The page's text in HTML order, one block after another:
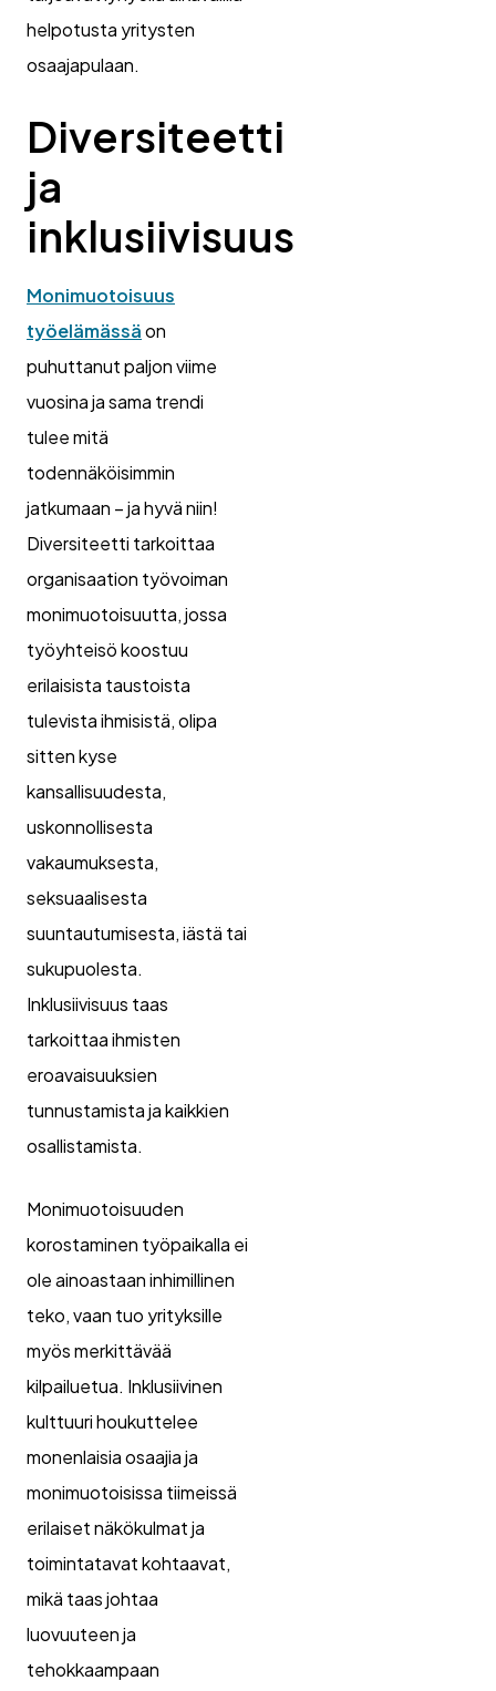
helpotusta yritysten
osaajapulaan.
Diversiteetti
ja
inklusiivisuus
Monimuotoisuus
työelämässäon
puhuttanut paljon viime
vuosina ja sama trendi
tulee mitä
todennäköisimmin
jatkumaan – ja hyvä niin!
Diversiteetti tarkoittaa
organisaation työvoiman
monimuotoisuutta, jossa
työyhteisö koostuu
erilaisista taustoista
tulevista ihmisistä, olipa
sitten kyse
kansallisuudesta,
uskonnollisesta
vakaumuksesta,
seksuaalisesta
suuntautumisesta, iästä tai
sukupuolesta.
Inklusiivisuus taas
tarkoittaa ihmisten
eroavaisuuksien
tunnustamista ja kaikkien
osallistamista.
Monimuotoisuuden
korostaminen työpaikalla ei
ole ainoastaan inhimillinen
teko, vaan tuo yrityksille
myös merkittävää
kilpailuetua. Inklusiivinen
kulttuuri houkuttelee
monenlaisia osaajia ja
monimuotoisissa tiimeissä
erilaiset näkökulmat ja
toimintatavat kohtaavat,
mikä taas johtaa
luovuuteen ja
tehokkaampaan